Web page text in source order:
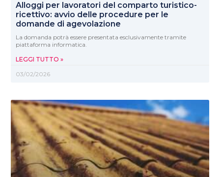
Alloggi per lavoratori del comparto turistico-
ricettivo: avvio delle procedure per le
domande di agevolazione
La domanda potrà essere presentata esclusivamente tramite
piattaforma informatica.
LEGGI TUTTO »
03/02/2026